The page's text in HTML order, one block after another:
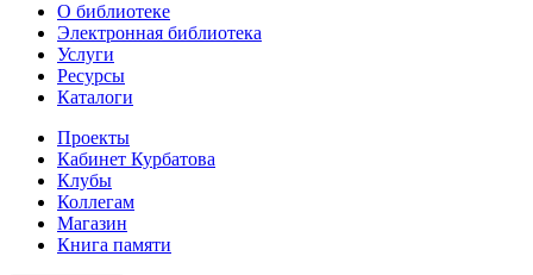
О библиотеке
Электронная библиотека
Услуги
Ресурсы
Каталоги
Проекты
Кабинет Курбатова
Клубы
Коллегам
Магазин
Книга памяти